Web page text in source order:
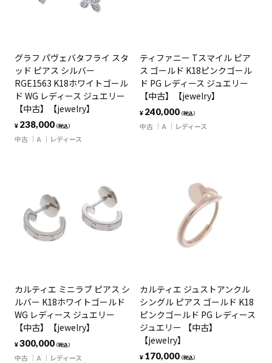
グラフ パヴェバタフライ スタ
ッド ピアス シルバー
RGE1563 K18ホワイトゴール
ド WG レディース ジュエリー
【中古】【jewelry】
¥ 238,000（税込）
中古 A レディース
ティファニー Tスマイル ピア
ス ゴールド K18ピンクゴール
ド PG レディース ジュエリー
【中古】【jewelry】
¥ 240,000（税込）
中古 A レディース
カルティエ ミニラブ ピアス シ
ルバー K18ホワイトゴールド
WG レディース ジュエリー
【中古】【jewelry】
¥300,000（税込）
中古 A レディース
カルティエ ジュストアンクル
シングル ピアス ゴールド K18
ピンクゴールド PG レディース
ジュエリー 【中古】
【jewelry】
¥ 170,000（税込）